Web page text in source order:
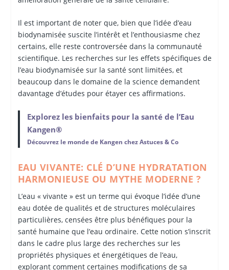
Il est important de noter que, bien que l’idée d’eau
biodynamisée suscite l’intérêt et l’enthousiasme chez
certains, elle reste controversée dans la communauté
scientifique. Les recherches sur les effets spécifiques de
l’eau biodynamisée sur la santé sont limitées, et
beaucoup dans le domaine de la science demandent
davantage d’études pour étayer ces affirmations.
Explorez les bienfaits pour la santé de l’Eau
Kangen®
Découvrez le monde de Kangen chez Astuces & Co
EAU VIVANTE: CLÉ D’UNE HYDRATATION
HARMONIEUSE OU MYTHE MODERNE ?
L’eau « vivante » est un terme qui évoque l’idée d’une
eau dotée de qualités et de structures moléculaires
particulières, censées être plus bénéfiques pour la
santé humaine que l’eau ordinaire. Cette notion s’inscrit
dans le cadre plus large des recherches sur les
propriétés physiques et énergétiques de l’eau,
explorant comment certaines modifications de sa